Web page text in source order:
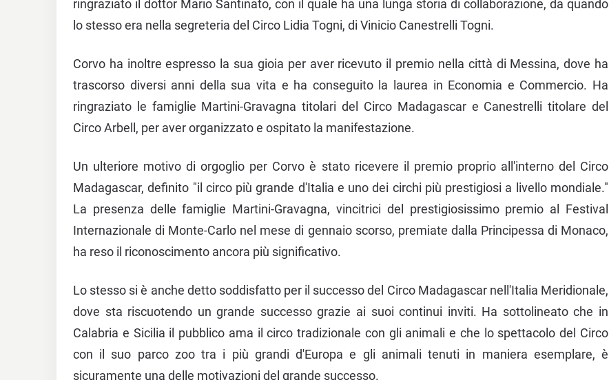
ringraziato il dottor Mario Santinato, con il quale ha una lunga storia di collaborazione, da quando
lo stesso era nella segreteria del Circo Lidia Togni, di Vinicio Canestrelli Togni.
Corvo ha inoltre espresso la sua gioia per aver ricevuto il premio nella città di Messina, dove ha
trascorso diversi anni della sua vita e ha conseguito la laurea in Economia e Commercio. Ha
ringraziato le famiglie Martini-Gravagna titolari del Circo Madagascar e Canestrelli titolare del
Circo Arbell, per aver organizzato e ospitato la manifestazione.
Un ulteriore motivo di orgoglio per Corvo è stato ricevere il premio proprio all'interno del Circo
Madagascar, definito "il circo più grande d'Italia e uno dei circhi più prestigiosi a livello mondiale."
La presenza delle famiglie Martini-Gravagna, vincitrici del prestigiosissimo premio al Festival
Internazionale di Monte-Carlo nel mese di gennaio scorso, premiate dalla Principessa di Monaco,
ha reso il riconoscimento ancora più significativo.
Lo stesso si è anche detto soddisfatto per il successo del Circo Madagascar nell'Italia Meridionale,
dove sta riscuotendo un grande successo grazie ai suoi continui inviti. Ha sottolineato che in
Calabria e Sicilia il pubblico ama il circo tradizionale con gli animali e che lo spettacolo del Circo
con il suo parco zoo tra i più grandi d'Europa e gli animali tenuti in maniera esemplare, è
sicuramente una delle motivazioni del grande successo.